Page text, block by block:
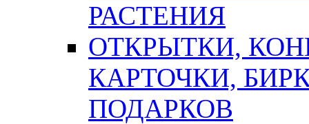
РАСТЕНИЯ
ОТКРЫТКИ,
КАРТОЧКИ,
ПОДАРКОВ